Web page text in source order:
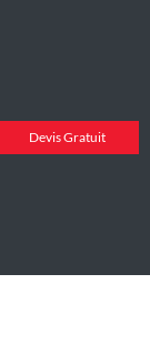
Devis Gratuit